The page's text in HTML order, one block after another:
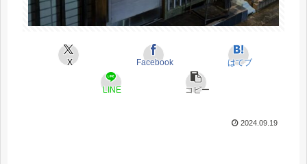
X Facebook はてブ
LINE コピー
2024.09.19